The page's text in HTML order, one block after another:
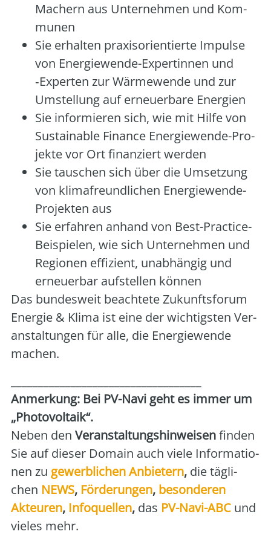
Machern aus Unter­neh­men und Kom­
mu­nen
Sie erhal­ten pra­xis­ori­en­tier­te Impul­se
von Ener­gie­wen­de-Exper­tin­nen und
‑Exper­ten zur Wär­me­wen­de und zur
Umstel­lung auf erneu­er­ba­re Ener­gien
Sie infor­mie­ren sich, wie mit Hil­fe von
Sus­tainable Finan­ce Ener­gie­wen­de-Pro­
jek­te vor Ort finan­ziert wer­den
Sie tau­schen sich über die Umset­zung
von kli­ma­freund­li­chen Ener­gie­wen­de-
Pro­jek­ten aus
Sie erfah­ren anhand von Best-Prac­ti­ce-
Bei­spie­len, wie sich Unter­neh­men und
Regio­nen effi­zi­ent, unab­hän­gig und
erneu­er­bar auf­stel­len kön­nen
Das bun­des­weit beach­te­te Zukunfts­fo­rum
Ener­gie & Kli­ma ist eine der wich­tigs­ten Ver­
an­stal­tun­gen für alle, die Ener­gie­wen­de
machen.
Anmer­kung: Bei PV-Navi geht es immer um
„Pho­to­vol­ta­ik“.
Neben den Ver­an­stal­tungs­hin­wei­senfin­den
Sie auf die­ser Domain auch vie­le Infor­ma­tio­
nen zu gewerb­li­chen Anbie­tern, die täg­li­
chen NEWS, För­de­run­gen, beson­de­ren
Akteu­ren, Info­quel­len, das PV-Navi-ABC und
vie­les mehr.